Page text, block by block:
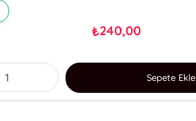
₺240,00
Sepete Ekle